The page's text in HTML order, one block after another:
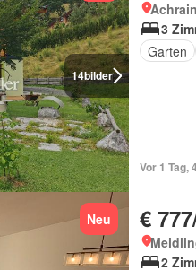
14bilder
3
Garten
Vor 1 Tag,
Neu €
2